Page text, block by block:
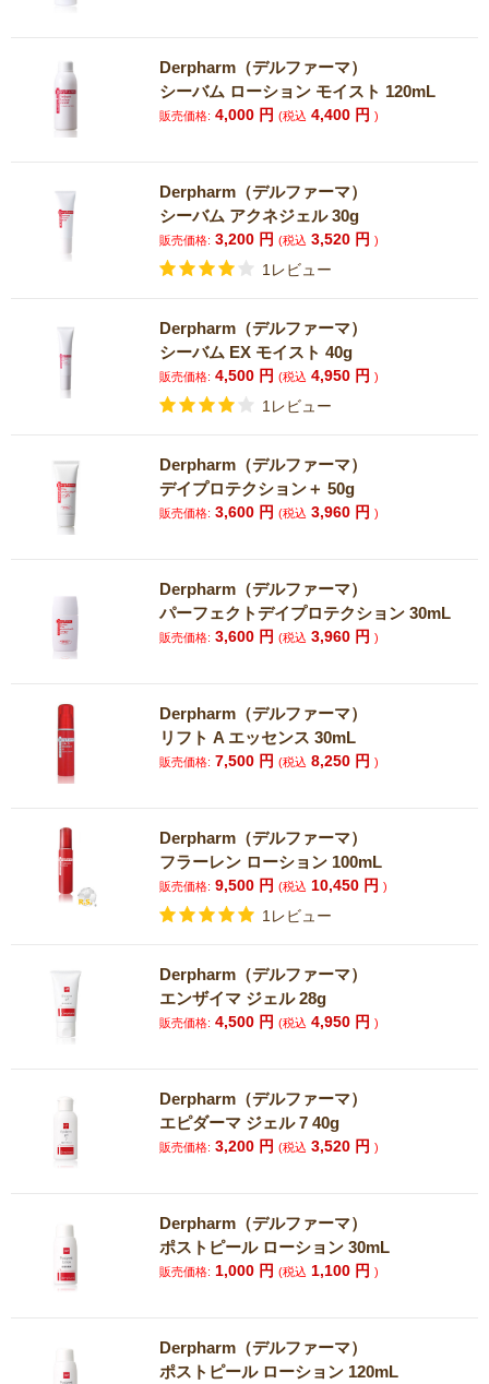
Derpharm（デルファーマ）
シーバム ローション モイスト 120mL
販売価格: 4,000 円(税込 4,400 円)
Derpharm（デルファーマ）
シーバム アクネジェル 30g
販売価格: 3,200 円(税込 3,520 円)
1レビュー
Derpharm（デルファーマ）
シーバム EX モイスト 40g
販売価格: 4,500 円(税込 4,950 円)
1レビュー
Derpharm（デルファーマ）
デイプロテクション＋ 50g
販売価格: 3,600 円(税込 3,960 円)
Derpharm（デルファーマ）
パーフェクトデイプロテクション 30mL
販売価格: 3,600 円(税込 3,960 円)
Derpharm（デルファーマ）
リフト A エッセンス 30mL
販売価格: 7,500 円(税込 8,250 円)
Derpharm（デルファーマ）
フラーレン ローション 100mL
販売価格: 9,500 円(税込 10,450 円)
1レビュー
Derpharm（デルファーマ）
エンザイマ ジェル 28g
販売価格: 4,500 円(税込 4,950 円)
Derpharm（デルファーマ）
エピダーマ ジェル 7 40g
販売価格: 3,200 円(税込 3,520 円)
Derpharm（デルファーマ）
ポストピール ローション 30mL
販売価格: 1,000 円(税込 1,100 円)
Derpharm（デルファーマ）
ポストピール ローション 120mL